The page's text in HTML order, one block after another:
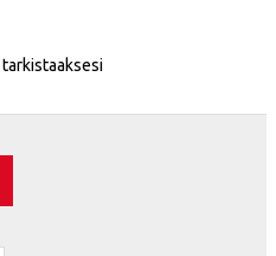
tarkistaaksesi